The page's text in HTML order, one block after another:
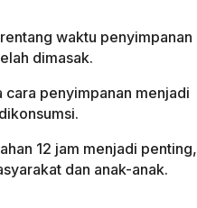
waktu penyimpanan
dimasak.
penyimpanan menjadi
12 jam menjadi penting,
dan anak-anak.